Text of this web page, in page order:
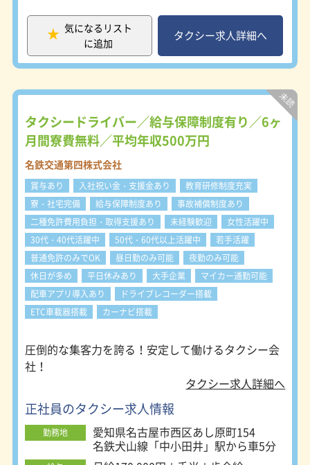
則名鉄交通第一、又は名鉄交通第二で
のご案内になります。
・人に感謝されるのが好きな人
・一人で仕事がしたい人
～あると良いスキル～
・道を覚えるのが得意
・売上などの目標管理ができる
ます。 名鉄タクシーのブランド力を
発揮した営業ができます。 ●待機営
業 駅や病院、ホテルなどの待機場所
でお客様をお待ちします。 会社独自
す。 ●自動配車 配車システムで配車
先に一番近い車両にお迎え指示が入り
ます。 電話でのご注文に加え、最近
ではスマホ配車も増えています。 ●
貸切営業 事前に、時間貸運賃でご予
約をいただきます。 ●指名サービス
お客様から直接ご指名をいただきま
す。 名鉄タクシーのブランド力と営
業係の営業力がモノを言います。 ＜
勤務スタイル＞ 名鉄タクシーの勤務
体系は４つのスタイルに分かれていま
す。 勤務スタイルにより、勤務時
間、公休日、賃金、勤務地が異なりま
す。 ご自身の希望に合った勤務スタ
イル、勤務地を選択して下さい。 ・
隔日勤務 基本的な勤務スタイルで
す。 一回の勤務時間は長くなるもの
り稼いでしっかり休めます。 メリハ
リを持って働きたい方に人気です。
勤務スタイル。シフト制です。 ・夜
に勤務を固定した勤務スタイルです。
（日・月休み） ・昼勤務 朝から夕方
までの勤務。休みは月6～9日。タク
シー未経験の方におすすめです。 ＜
気になるリスト
に追加
タクシー求人詳細へ
タクシードライバー／給与保障制度有り／6ヶ
月間寮費無料／平均年収500万円
名鉄交通第四株式会社
賞与あり 入社祝い金・支援金あり
教育研修制度充実
寮・社宅完備
給与保障制度あり
事故補償制度あり
二種免許費用負担・取得支援あり
未経験歓迎
女性活躍中
30代・40代活躍中
50代・60代以上活躍中
若手活躍
普通免許のみでOK
昼日勤のみ可能
夜勤のみ可能
休日が多め
平日休みあり 大手企業
マイカー通勤可能
配車アプリ導入あり
ドライブレコーダー搭載
ETC車載器搭載
カーナビ搭載
圧倒的な集客力を誇る！安定して働けるタクシー会
社！
タクシー求人詳細へ
正社員のタクシー求人情報
勤務地
愛知県名古屋市西区あし原町154
名鉄犬山線「中小田井」駅から車5分